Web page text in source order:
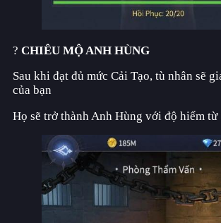
? CHIÊU MỘ ANH HÙNG
Sau khi đạt đủ mức Cải Tạo, tù nhân sẽ
của bạn
Họ sẽ trở thành Anh Hùng với độ hiếm